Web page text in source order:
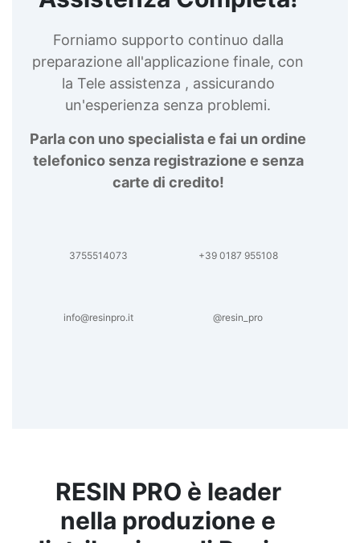
Creme lucidanti per arte Diluente poliuretanico
Creme lucidanti epossidica Cera paraffinica
Creme lucidanti per decorazioni in resina Smalto
trasparente Adesivi per materiali trasparenti
Spray trasparente lucido Creme lucidanti per
gioielli Bomboletta trasparente lucido Lampada
ultravioletta Lampada uv portatile See all
articles →
ultravioletta Lampada uv portatile See all
articles →
Forniamo supporto continuo dalla
preparazione all'applicazione finale, con
la Tele assistenza , assicurando
un'esperienza senza problemi.
Parla con uno specialista e fai un ordine
telefonico senza registrazione e senza
carte di credito!
3755514073 +39 0187 955108
info@resinpro.it @resin_pro
RESIN PRO è leader
nella produzione e